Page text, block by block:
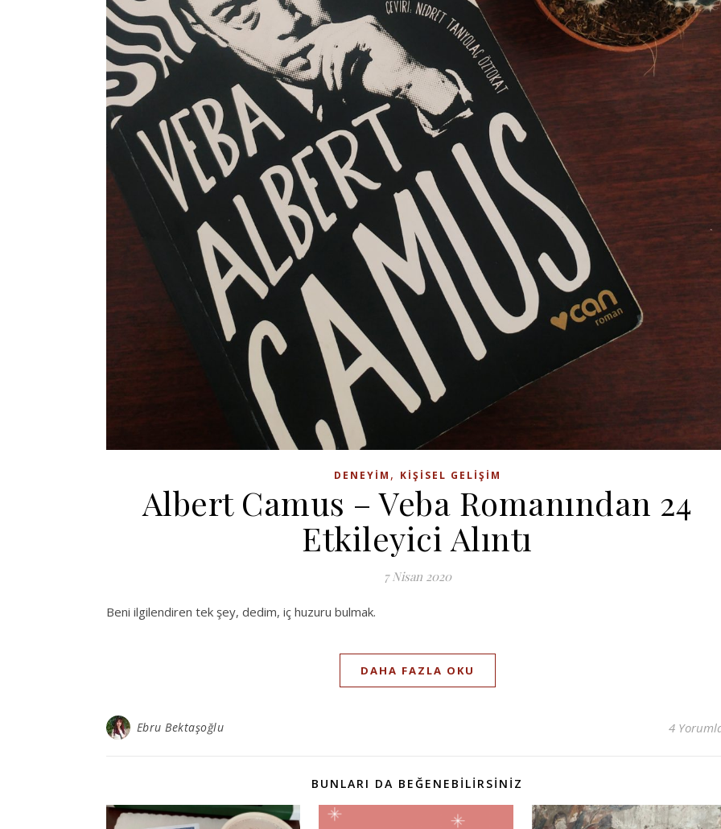
DENEYIM , KIŞISEL GELIŞIM
Albert Camus – Veba Romanından 24
Etkileyici Alıntı
7 Nisan 2020
Beni ilgilendiren tek şey, dedim, iç huzuru bulmak.
DAHA FAZLA OKU
Ebru Bektaşoğlu 4
BUNLARI DA BEĞENEBILIRSINIZ